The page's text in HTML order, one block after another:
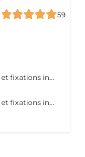
59
Diagnostique, shampooing / Soin spécifiques et fixations inclus
Diagnostique, shampooing / Soin spécifiques et fixations inclus